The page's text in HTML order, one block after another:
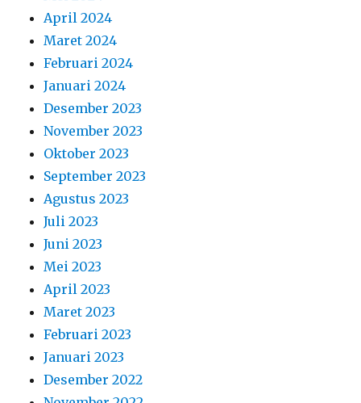
September 2023
Agustus 2023
Juli 2023
Juni 2023
Mei 2023
April 2023
Maret 2023
Februari 2023
Januari 2023
Desember 2022
November 2022
Oktober 2022
September 2022
Agustus 2022
Juli 2022
Juni 2022
Mei 2022
April 2022